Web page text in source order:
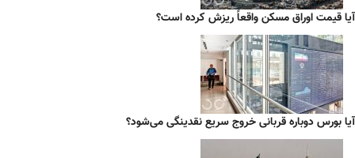
آیا قیمت اوراق مسکن واقعاً ریزش کرده است؟
آیا بورس دوباره قربانی خروج سریع نقدینگی می‌شود؟